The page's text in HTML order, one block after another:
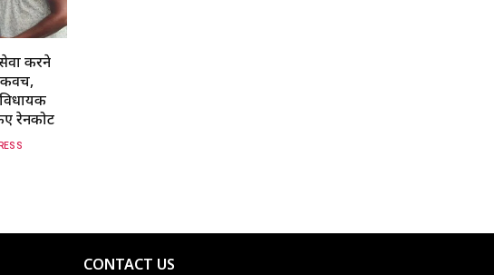
करने
कवच,
रेनकोट
CONTACT US